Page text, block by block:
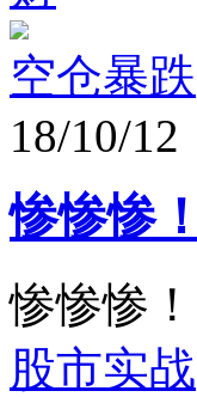
空仓暴跌
18/10/12
惨惨惨
惨惨惨
股市实战